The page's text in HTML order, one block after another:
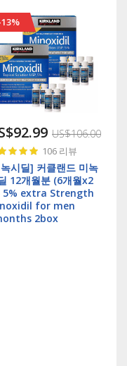
US$106.00
106 리뷰
시딜] 커클랜드 미녹
12개월분 (6개월x2
5% extra Strength
for men
2box